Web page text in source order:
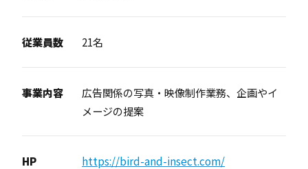
従業員数 21名
事業内容
広告関係の写真・映像制作業務、企画やイ
メージの提案
HP https://bird-and-insect.com/